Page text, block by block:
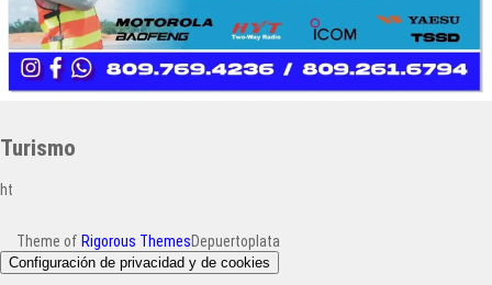
Turismo
ht
Theme of Rigorous ThemesDepuertoplata
Configuración de privacidad y de cookies